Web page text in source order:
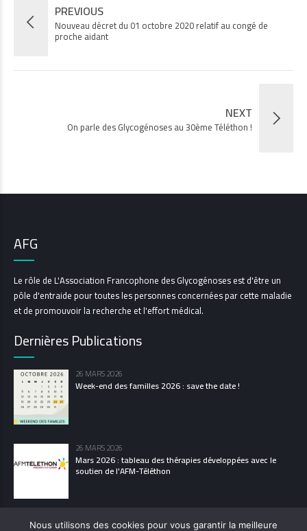
PREVIOUS
Nouveau décret du 01 octobre 2020 relatif au congé de
proche aidant
NEXT
On parle des Glycogénoses au 30ème Téléthon !
AFG
Le rôle de L'Association Francophone des Glycogénoses est d'être un
pôle d'entraide pour toutes les personnes concernées par cette maladie
et de promouvoir la recherche et l'effort médical.
Dernières Publications
26 MARS 2026
Week-end des familles 2026 : save the date !
26 MARS 2026
Mars 2026 : tableau des thérapies développées avec le
soutien de l'AFM-Téléthon
Nous utilisons des cookies pour vous garantir la meilleure